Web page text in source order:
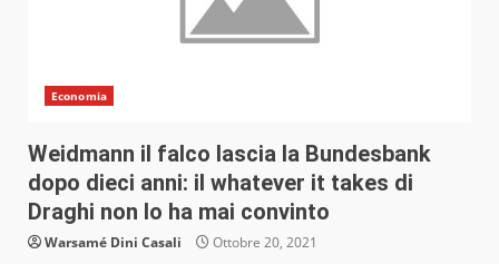
Economia
Weidmann il falco lascia la Bundesbank
dopo dieci anni: il whatever it takes di
Draghi non lo ha mai convinto
Warsamé Dini Casali Ottobre 20, 2021